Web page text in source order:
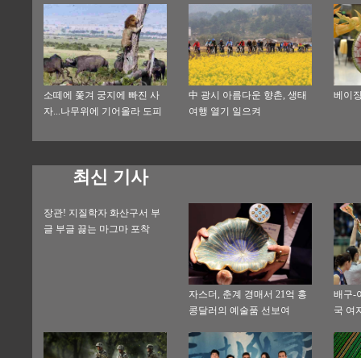
소떼에 쫓겨 궁지에 빠진 사
자...나무위에 기어올라 도피
中 광시 아름다운 향촌, 생태
여행 열기 일으켜
베이
최신 기사
장관! 지질학자 화산구서 부
글 부글 끓는 마그마 포착
자스더, 춘계 경매서 21억 홍
콩달러의 예술품 선보여
배구-
국 여